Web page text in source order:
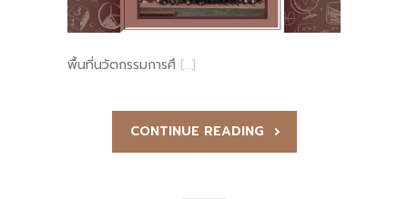
พื้นที่นวัตกรรมการศึ […]
CONTINUE READING